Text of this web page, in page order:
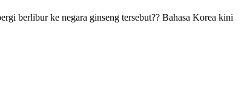
berlibur ke negara ginseng tersebut?? Bahasa Korea kini